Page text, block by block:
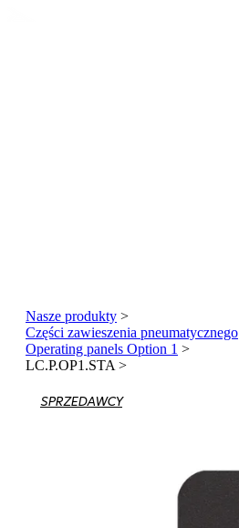
Nasze produkty >
Części zawieszenia pneumatycznego
Operating panels Option 1 >
LC.P.OP1.STA >
SPRZEDAWCY